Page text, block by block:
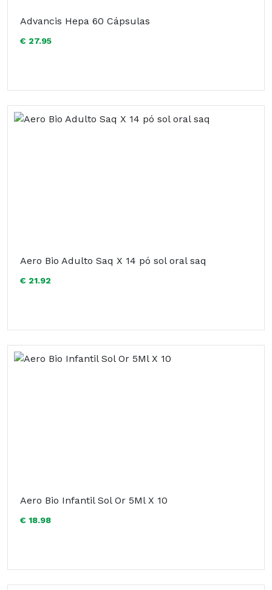
Advancis Hepa 60 Cápsulas
€ 27.95
Aero Bio Adulto Saq X 14 pó sol oral saq
€ 21.92
Aero Bio Infantil Sol Or 5Ml X 10
€ 18.98